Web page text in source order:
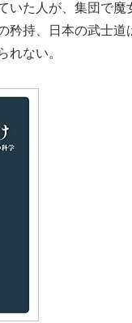
いた人が、集団で魔
矜持、日本の武士道
れない。